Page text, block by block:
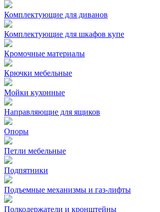
Комплектующие для диванов
Комплектующие для шкафов купе
Кромочные материалы
Крючки мебельные
Мойки кухонные
Направляющие для ящиков
Опоры
Петли мебельные
Подпятники
Подъемные механизмы и газ-лифты
Полкодержатели и кронштейны